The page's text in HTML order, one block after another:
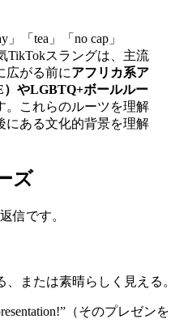
」「tea」「no cap」
TikTokスラングは、主流
広がる前にアフリカ系ア
やLGBTQ+ボールルー
。これらのルーツを理解
にある文化的背景を理解
ズ
信です。
または素晴らしく見える。
（そのプレゼンを